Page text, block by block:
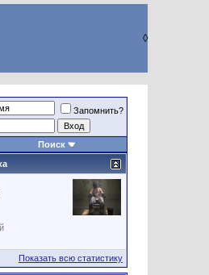
◊
Запомнить?
Поиск
Показать всю статистику